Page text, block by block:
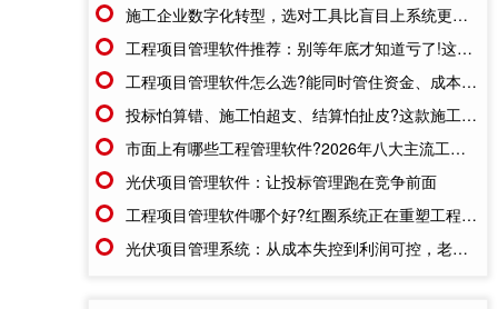
施工企业数字化转型，选对工具比盲目上系统更重要
工程项目管理软件推荐：别等年底才知道亏了!这套系统让每一分钱都有迹可循
工程项目管理软件怎么选?能同时管住资金、成本、进度的才靠谱
投标怕算错、施工怕超支、结算怕扯皮?这款施工成本管理系统一招全解决
市面上有哪些工程管理软件?2026年八大主流工具深度盘点
光伏项目管理软件：让投标管理跑在竞争前面
工程项目管理软件哪个好?红圈系统正在重塑工程企业的"数字大脑"
光伏项目管理系统：从成本失控到利润可控，老板只需做对一步